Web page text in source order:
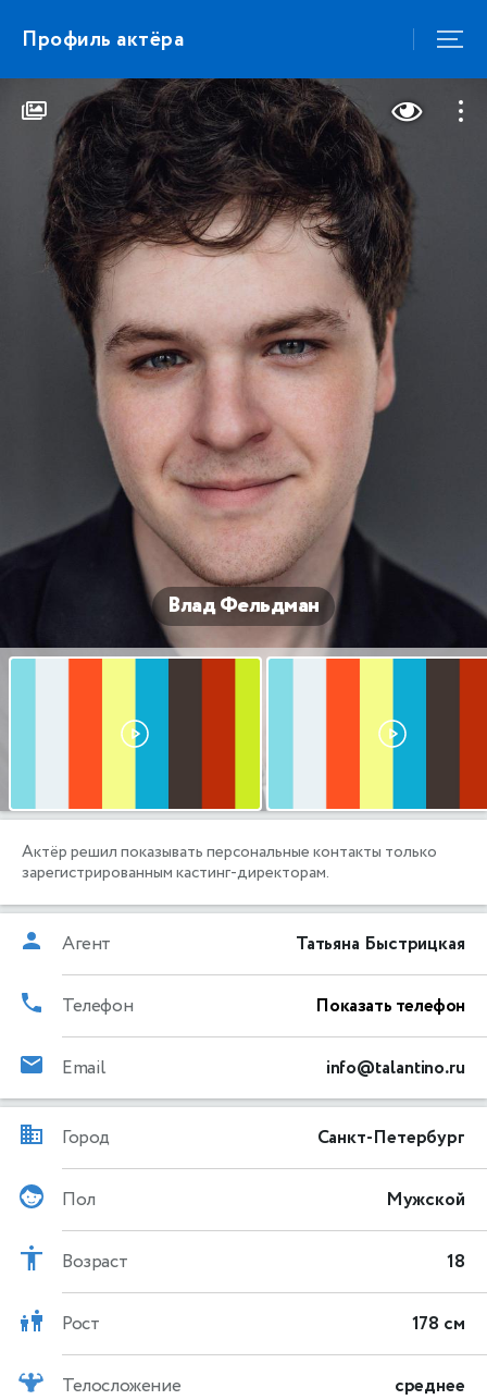
Профиль актёра
Влад Фельдман
Актёр решил показывать персональные контакты только
зарегистрированным кастинг-директорам.
Агент Татьяна Быстрицкая
Телефон Показать телефон
Email info@talantino.ru
Город Санкт-Петербург
Пол Мужской
Возраст 18
Рост 178 см
Телосложение среднее